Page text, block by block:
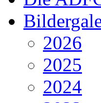
2026
2025
2024